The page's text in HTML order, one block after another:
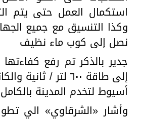
استكمال العمل حتى يتم
وكذا التنسيق مع جميع
نصل إلى كوب ماء نظيف
إلى طاقة ٦٠٠ لتر /
أسيوط لتخدم المدينة بالكامل
وأشار «الشرقاوي» الي